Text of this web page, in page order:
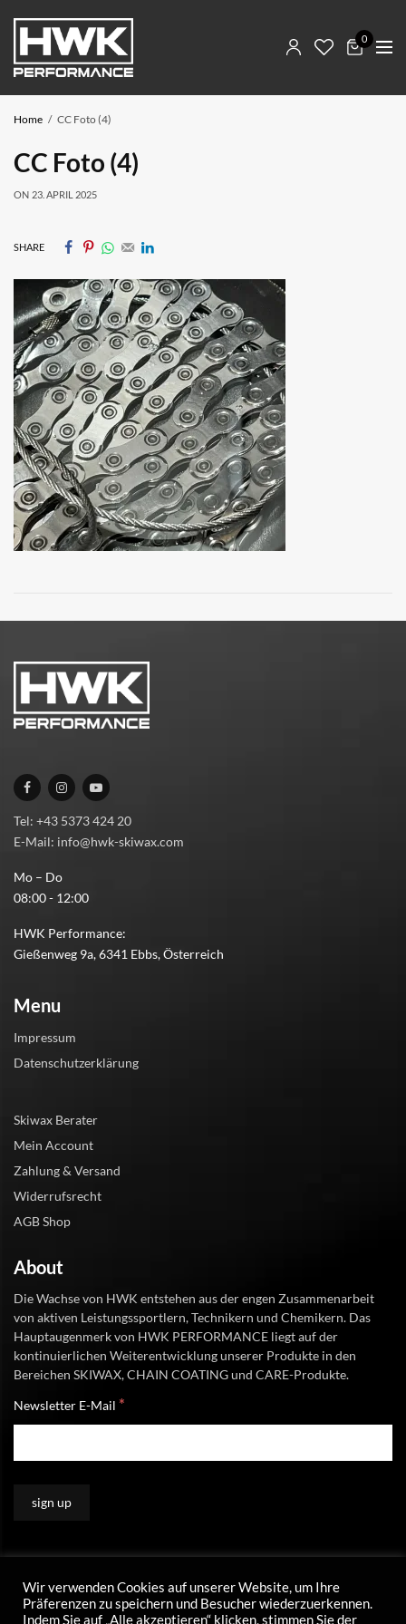
0
Home CC Foto (4)
CC Foto (4)
ON 23. APRIL 2025
SHARE
Tel: +43 5373 424 20
E-Mail: info@hwk-skiwax.com
Mo – Do
08:00 - 12:00
HWK Performance:
Gießenweg 9a, 6341 Ebbs, Österreich
Menu
Impressum
Datenschutzerklärung
Skiwax Berater
Mein Account
Zahlung & Versand
Widerrufsrecht
AGB Shop
About
Die Wachse von HWK entstehen aus der engen Zusammenarbeit
von aktiven Leistungssportlern, Technikern und Chemikern. Das
Hauptaugenmerk von HWK PERFORMANCE liegt auf der
kontinuierlichen Weiterentwicklung unserer Produkte in den
Bereichen SKIWAX, CHAIN COATING und CARE-Produkte.
Newsletter E-Mail *
Wir verwenden Cookies auf unserer Website, um Ihre
Präferenzen zu speichern und Besucher wiederzuerkennen.
Indem Sie auf „Alle akzeptieren“ klicken, stimmen Sie der